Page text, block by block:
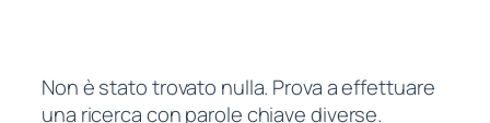
Non è stato trovato nulla. Prova a effettuare
una ricerca con parole chiave diverse.